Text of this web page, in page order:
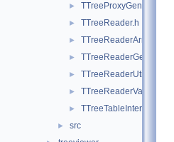
► TTreeProxyGenerator.h
► TTreeReader.h
► TTreeReaderArray.h
► TTreeReaderGenerator.h
► TTreeReaderUtils.h
► TTreeReaderValue.h
► TTreeTableInterface.h
► src